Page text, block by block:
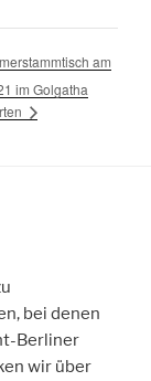
am
im Golgatha
bei denen
Berliner
wir über